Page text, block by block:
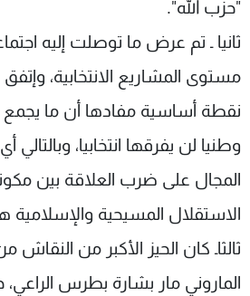
"حزب الله".
ثانيا ـ تم عرض ما توصلت إليه
مستوى المشاريع الانتخابية،
وطنيا لن يفرقها انتخابيا،
المجال على ضرب العلاقة بين
الاستقلال المسيحية
ثالثاـ كان الحيز الأكبر من
الماروني مار بشارة بطرس